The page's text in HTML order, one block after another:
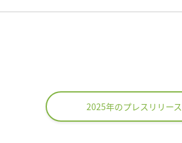
2025年のプレスリリー